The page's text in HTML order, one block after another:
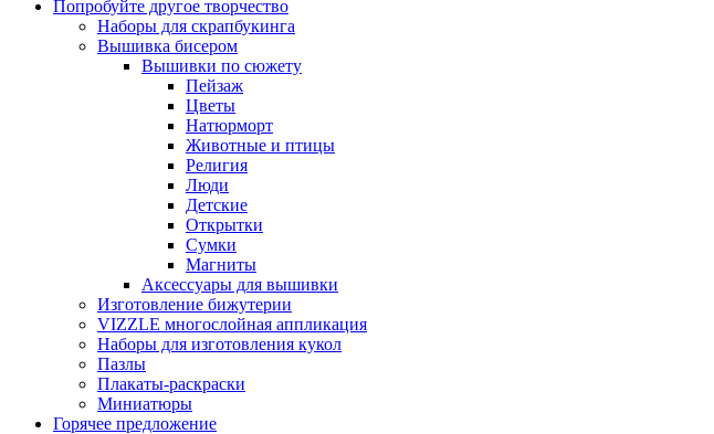
Попробуйте другое творчество
Наборы для скрапбукинга
Вышивка бисером
Вышивки по сюжету
Пейзаж
Цветы
Натюрморт
Животные и птицы
Религия
Люди
Детские
Открытки
Сумки
Магниты
Аксессуары для вышивки
Изготовление бижутерии
VIZZLE многослойная аппликация
Наборы для изготовления кукол
Пазлы
Плакаты-раскраски
Миниатюры
Горячее предложение